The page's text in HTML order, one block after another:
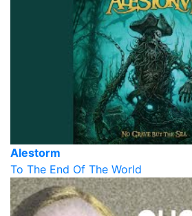
Alestorm
To The End Of The World